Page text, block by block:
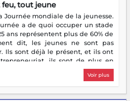
feu, tout jeune
Journée mondiale de la jeunesse.
a de quoi occuper un stade
ans représentent plus de 60% de
dit, les jeunes ne sont pas
Ils sont déjà le présent, et ils ont
ils sont de plus en
à créer, à risquer — souvent
aide, mais toujours avec cette
En culture, les nouvelles sont
Voir plus